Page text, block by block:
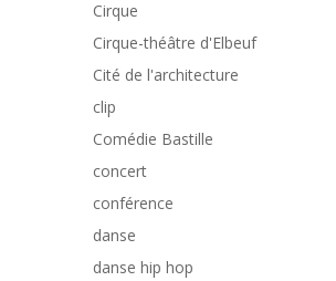
Cirque
Cirque-théâtre d'Elbeuf
Cité de l'architecture
clip
Comédie Bastille
concert
conférence
danse
danse hip hop